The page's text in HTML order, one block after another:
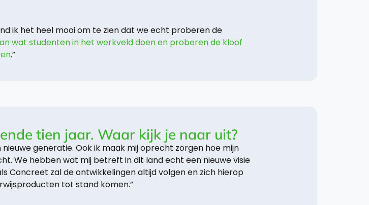
ik het heel mooi om te zien dat we echt proberen de
wat studenten in het werkveld doen en proberen de kloof
.”
tien jaar. Waar kijk je naar uit?
generatie. Ook ik maak mij oprecht zorgen hoe mijn
We hebben wat mij betreft in dit land echt een nieuwe visie
Concreet zal de ontwikkelingen altijd volgen en zich hierop
tot stand komen.”